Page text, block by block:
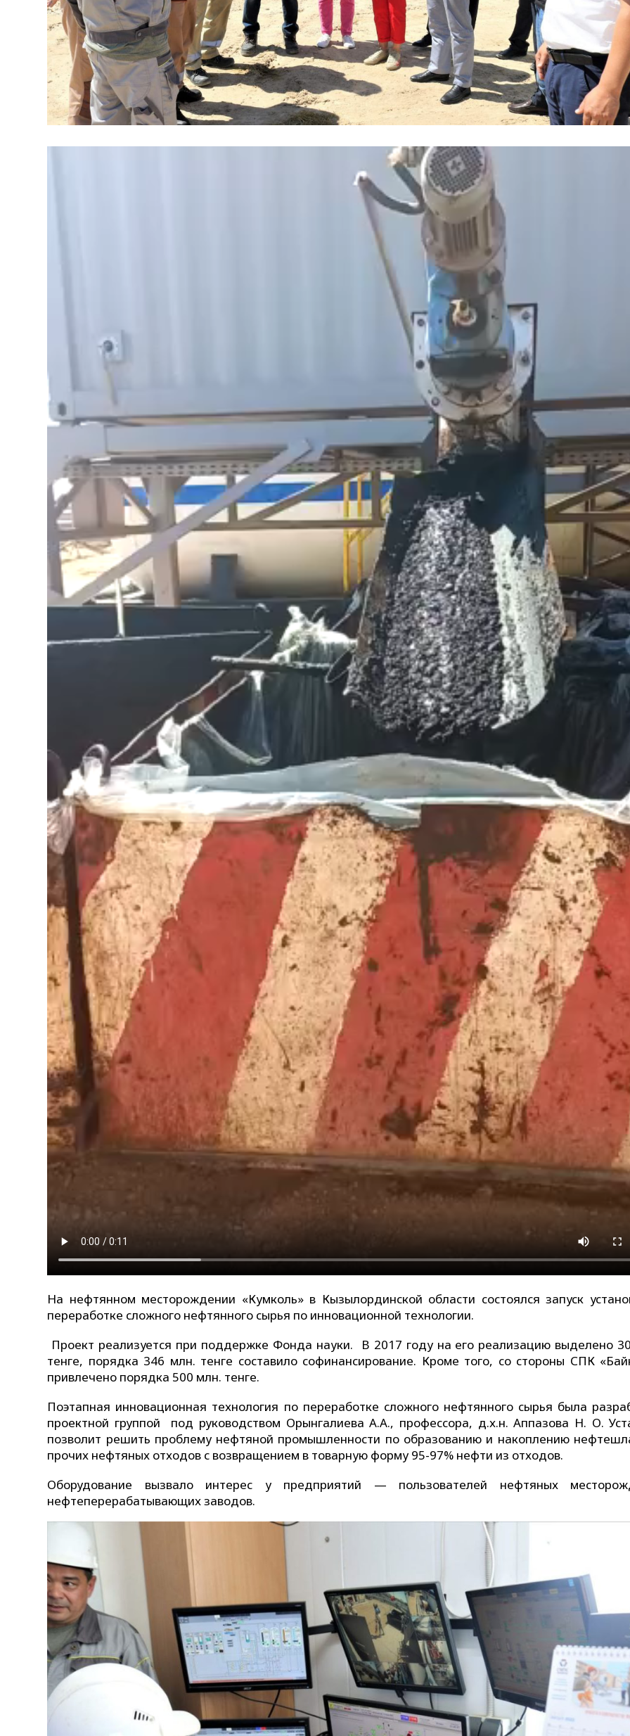
На нефтянном месторождении «Кумколь» в Кызылординской области состоялся запуск
переработке сложного нефтянного сырья по инновационной технологии.
Проект реализуется при поддержке Фонда науки. В 2017 году на его реализацию выделено
тенге, порядка 346 млн. тенге составило софинансирование. Кроме того, со стороны СПК
привлечено порядка 500 млн. тенге.
Поэтапная инновационная технология по переработке сложного нефтянного сырья была
проектной группой под руководством Орынгалиева А.А., профессора, д.х.н. Аппазова Н. О.
позволит решить проблему нефтяной промышленности по образованию и накоплению
прочих нефтяных отходов с возвращением в товарную форму 95-97% нефти из отходов.
Оборудование вызвало интерес у предприятий — пользователей нефтяных
нефтеперерабатывающих заводов.